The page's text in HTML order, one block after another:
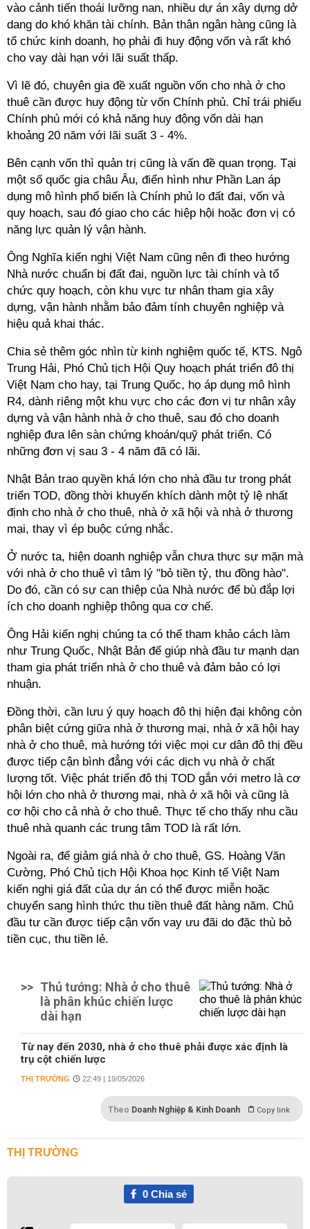
vào cảnh tiến thoái lưỡng nan, nhiều dự án xây dựng dở
dang do khó khăn tài chính. Bản thân ngân hàng cũng là
tổ chức kinh doanh, họ phải đi huy động vốn và rất khó
cho vay dài hạn với lãi suất thấp.
Vì lẽ đó, chuyên gia đề xuất nguồn vốn cho nhà ở cho
thuê cần được huy động từ vốn Chính phủ. Chỉ trái phiếu
Chính phủ mới có khả năng huy động vốn dài hạn
khoảng 20 năm với lãi suất 3 - 4%.
Bên cạnh vốn thì quản trị cũng là vấn đề quan trọng. Tại
một số quốc gia châu Âu, điển hình như Phần Lan áp
dụng mô hình phổ biến là Chính phủ lo đất đai, vốn và
quy hoạch, sau đó giao cho các hiệp hội hoặc đơn vị có
năng lực quản lý vận hành.
Ông Nghĩa kiến nghị Việt Nam cũng nên đi theo hướng
Nhà nước chuẩn bị đất đai, nguồn lực tài chính và tổ
chức quy hoạch, còn khu vực tư nhân tham gia xây
dựng, vận hành nhằm bảo đảm tính chuyên nghiệp và
hiệu quả khai thác.
Chia sẻ thêm góc nhìn từ kinh nghiệm quốc tế, KTS. Ngô
Trung Hải, Phó Chủ tịch Hội Quy hoạch phát triển đô thị
Việt Nam cho hay, tại Trung Quốc, họ áp dụng mô hình
R4, dành riêng một khu vực cho các đơn vị tư nhân xây
dựng và vận hành nhà ở cho thuê, sau đó cho doanh
nghiệp đưa lên sàn chứng khoán/quỹ phát triển. Có
những đơn vị sau 3 - 4 năm đã có lãi.
Nhật Bản trao quyền khá lớn cho nhà đầu tư trong phát
triển TOD, đồng thời khuyến khích dành một tỷ lệ nhất
định cho nhà ở cho thuê, nhà ở xã hội và nhà ở thương
mại, thay vì ép buộc cứng nhắc.
Ở nước ta, hiện doanh nghiệp vẫn chưa thực sự mặn mà
với nhà ở cho thuê vì tâm lý "bỏ tiền tỷ, thu đồng hào".
Do đó, cần có sự can thiệp của Nhà nước để bù đắp lợi
ích cho doanh nghiệp thông qua cơ chế.
Ông Hải kiến nghị chúng ta có thể tham khảo cách làm
như Trung Quốc, Nhật Bản để giúp nhà đầu tư mạnh dạn
tham gia phát triển nhà ở cho thuê và đảm bảo có lợi
nhuận.
Đồng thời, cần lưu ý quy hoạch đô thị hiện đại không còn
phân biệt cứng giữa nhà ở thương mại, nhà ở xã hội hay
nhà ở cho thuê, mà hướng tới việc mọi cư dân đô thị đều
được tiếp cận bình đẳng với các dịch vụ nhà ở chất
lượng tốt. Việc phát triển đô thị TOD gắn với metro là cơ
hội lớn cho nhà ở thương mại, nhà ở xã hội và cũng là
cơ hội cho cả nhà ở cho thuê. Thực tế cho thấy nhu cầu
thuê nhà quanh các trung tâm TOD là rất lớn.
Ngoài ra, để giảm giá nhà ở cho thuê, GS. Hoàng Văn
Cường, Phó Chủ tịch Hội Khoa học Kinh tế Việt Nam
kiến nghị giá đất của dự án có thể được miễn hoặc
chuyển sang hình thức thu tiền thuê đất hàng năm. Chủ
đầu tư cần được tiếp cận vốn vay ưu đãi do đặc thù bỏ
tiền cục, thu tiền lẻ.
>> Thủ tướng: Nhà ở cho thuê
là phân khúc chiến lược
dài hạn
Từ nay đến 2030, nhà ở cho thuê phải được xác định là
trụ cột chiến lược
THỊ TRƯỜNG 22:49 | 19/05/2026
Theo Doanh Nghiệp & Kinh Doanh Copy link
THỊ TRƯỜNG
0Chia sẻ